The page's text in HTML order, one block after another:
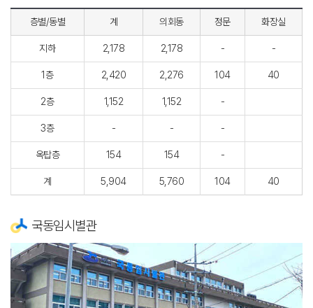
층별/동별 계 의회동 정문 화장실
지하 2,178 2,178 - -
1층 2,420 2,276 104 40
2층 1,152 1,152 -
3층 - - -
옥탑층 154 154 -
계 5,904 5,760 104 40
국동임시별관